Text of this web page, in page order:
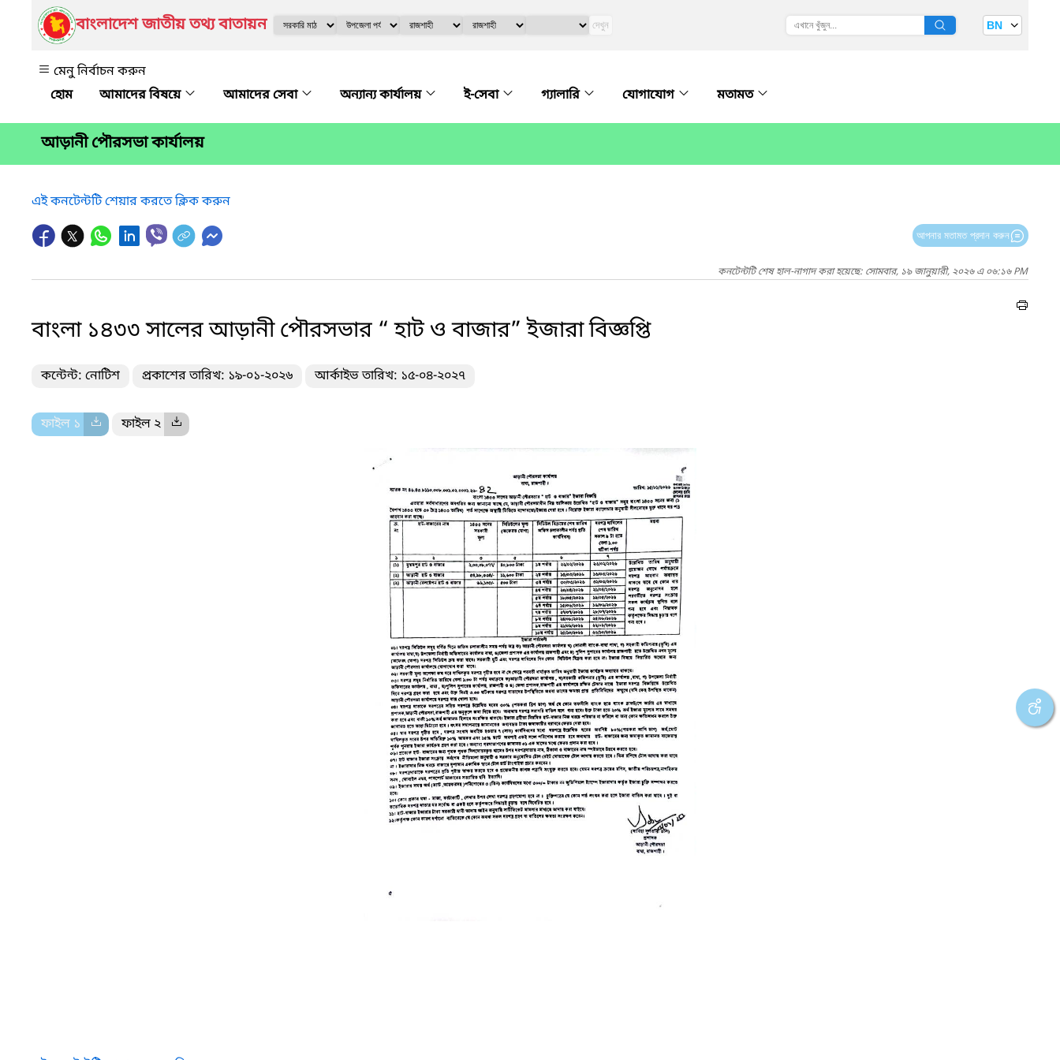
বাংলাদেশ জাতীয় তথ্য বাতায়ন দেখুন BN
মেনু নির্বাচন করুন
আমাদের বিষয়ে
আমাদের সেবা অন্যান্য কার্যালয় ই-সেবা গ্যালারি যোগাযোগ মতামত
আড়ানী পৌরসভা কার্যালয়
এই কনটেন্টটি শেয়ার করতে ক্লিক করুন
আপনার মতামত প্রদান করুন
কনটেন্টটি শেষ হাল-নাগাদ করা হয়েছে: সোমবার, ১৯ জানুয়ারী, ২০২৬ এ ০৬:১৬ PM
বাংলা ১৪৩৩ সালের আড়ানী পৌরসভার “ হাট ও বাজার” ইজারা বিজ্ঞপ্তি
কন্টেন্ট: নোটিশ প্রকাশের তারিখ: ১৯-০১-২০২৬ আর্কাইভ তারিখ: ১৫-০৪-২০২৭
ফাইল ১ ফাইল ২